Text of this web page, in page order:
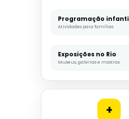
Programação
Atividades para famílias
Exposições no Rio
Museus, galerias e mostras
+